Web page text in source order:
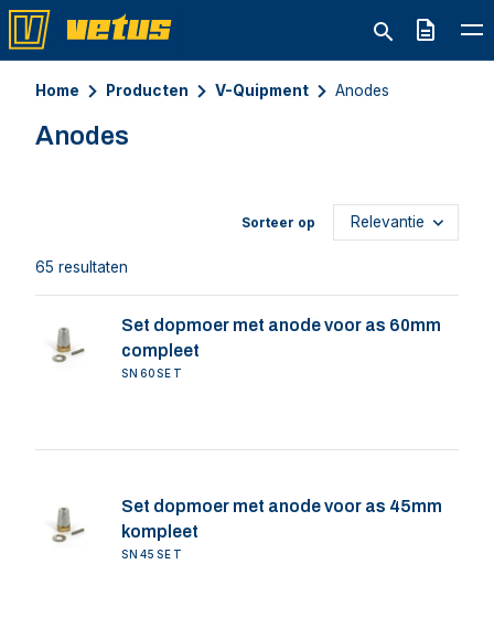
Offerte
Home Producten V-Quipment Anodes
Anodes
65 resultaten
Sorteer op
Set dopmoer met anode voor as 60mm
compleet
SN60SET
Set dopmoer met anode voor as 45mm
kompleet
SN45SET